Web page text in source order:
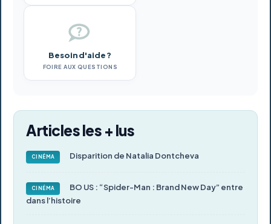
Besoin d'aide ?
FOIRE AUX QUESTIONS
Articles les + lus
CINÉMA Disparition de Natalia Dontcheva
CINÉMA
BO US : “Spider-Man : Brand New Day” entre
dans l’histoire